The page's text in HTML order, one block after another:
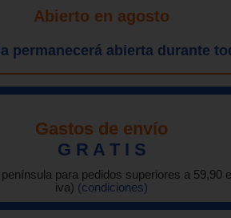
Abierto en agosto
permanecerá abierta durante
Gastos de envío
G R A T I S
para pedidos superiores a 59,90
iva) (condiciones)